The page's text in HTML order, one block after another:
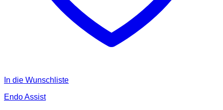
In die Wunschliste
Endo Assist